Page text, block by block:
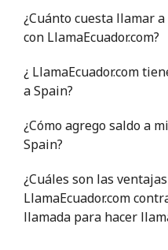
¿Cuánto cuesta llamar a
con LlamaEcuador.com?
¿ LlamaEcuador.com
a Spain?
¿Cómo agrego saldo a
Spain?
¿Cuáles son las
LlamaEcuador.com
llamada para hacer